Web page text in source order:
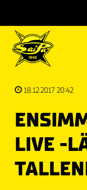
18.12.2017 20:42
LIVE -